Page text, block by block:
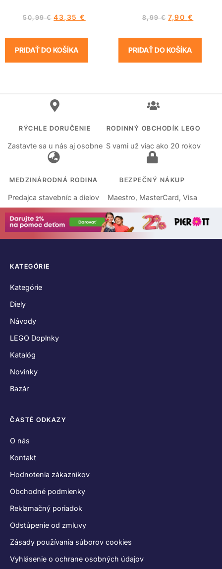
50,99€ 43,35€
PRIDAŤ DO KOŠÍKA
8,99€ 7,90 €
PRIDAŤ DO KOŠÍKA
RÝCHLE DORUČENIE
Zastavte sa u nás aj osobne
RODINNÝ OBCHODÍK LEGO
S vami už viac ako 20 rokov
MEDZINÁRODNÁ RODINA
Predajca stavebníc a dielov
BEZPEČNÝ NÁKUP
Maestro, MasterCard, Visa
KATEGÓRIE
Kategórie
Diely
Návody
LEGO Doplnky
Katalóg
Novinky
Bazár
ČASTÉ ODKAZY
O nás
Kontakt
Hodnotenia zákazníkov
Obchodné podmienky
Reklamačný poriadok
Odstúpenie od zmluvy
Zásady používania súborov cookies
Vyhlásenie o ochrane osobných údajov